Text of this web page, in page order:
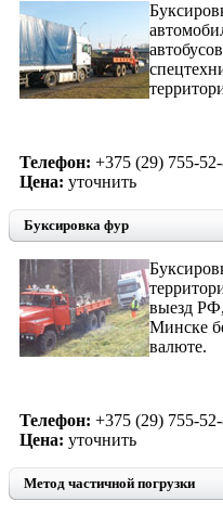
Телефон: +375 (29) 755-52-
Цена: уточнить
Буксировка фур
выезд
Минске
валюте.
Телефон: +375 (29) 755-52-
Цена: уточнить
Метод частичной погрузки